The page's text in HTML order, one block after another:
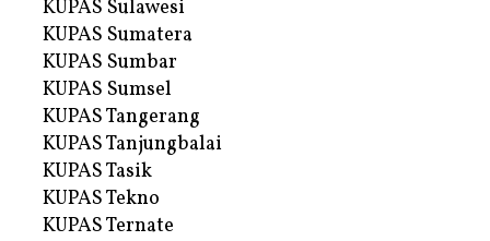
KUPAS Sulawesi
KUPAS Sumatera
KUPAS Sumbar
KUPAS Sumsel
KUPAS Tangerang
KUPAS Tanjungbalai
KUPAS Tasik
KUPAS Tekno
KUPAS Ternate